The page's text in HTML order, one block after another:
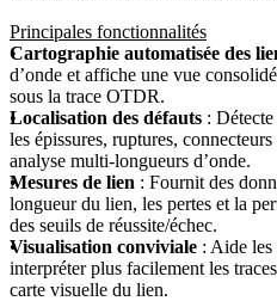
Principales fonctionnalités
Cartographie automatisée des
d’onde et affiche une vue
sous la trace OTDR.
Localisation des défauts :
les épissures, ruptures,
analyse multi-longueurs d’onde.
Mesures de lien : Fournit des
longueur du lien, les pertes et la
des seuils de réussite/échec.
Visualisation conviviale : Aide les
interpréter plus facilement les
carte visuelle du lien.